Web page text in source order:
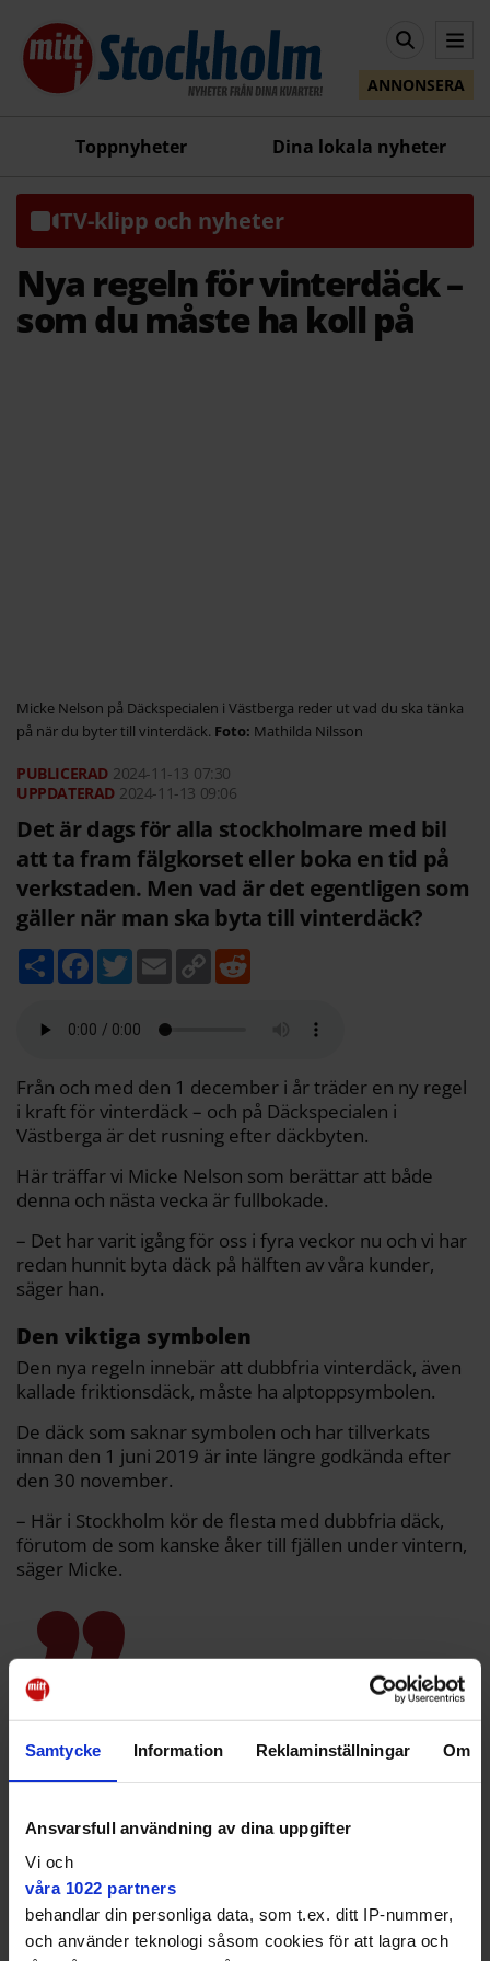
Samtycke Information Reklaminställningar Om
Ansvarsfull användning av dina uppgifter
Vi och
våra 1022 partners
behandlar din personliga data, som t.ex. ditt IP-nummer,
och använder teknologi såsom cookies för att lagra och
ANNONSERA
Toppnyheter Dina lokala nyheter
TV-klipp och nyheter
Nya regeln för vinterdäck –
som du måste ha koll på
Micke Nelson på Däckspecialen i Västberga reder ut vad du ska tänka
på när du byter till vinterdäck.
Mathilda Nilsson
2024-11-13 07:30
2024-11-13 09:06
Det är dags för alla stockholmare med bil
att ta fram fälgkorset eller boka en tid på
verkstaden. Men vad är det egentligen som
gäller när man ska byta till vinterdäck?
D
e
F
b
k
T
w
t
E
m
C
o
k
Från och med den 1 december i år träder en ny regel
i kraft för vinterdäck – och på Däckspecialen i
Västberga är det rusning efter däckbyten.
Här träffar vi Micke Nelson som berättar att både
denna och nästa vecka är fullbokade.
– Det har varit igång för oss i fyra veckor nu och vi har
redan hunnit byta däck på hälften av våra kunder,
säger han.
Den viktiga symbolen
Den nya regeln innebär att dubbfria vinterdäck, även
kallade friktionsdäck, måste ha alptoppsymbolen.
De däck som saknar symbolen och har tillverkats
innan den 1 juni 2019 är inte längre godkända efter
den 30 november.
– Här i Stockholm kör de flesta med dubbfria däck,
förutom de som kanske åker till fjällen under vintern,
säger Micke.
Mycket folk som ringer och är
oroliga.